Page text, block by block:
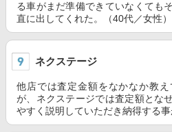
る車がまだ準備できていなくても
直に出してくれた。（40代／女性）
ネクステージ
他店では査定金額をなかなか教
が、ネクステージでは査定額とな
やすく説明していただき納得する